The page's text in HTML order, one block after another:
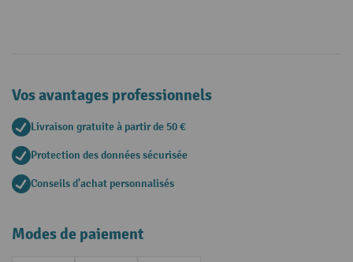
Vos avantages professionnels
Livraison gratuite à partir de 50 €
Protection des données sécurisée
Conseils d'achat personnalisés
Modes de paiement